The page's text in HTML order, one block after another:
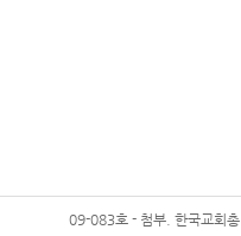
09-083호 - 첨부. 한국교회